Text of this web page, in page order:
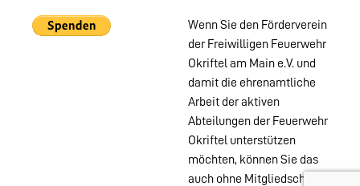
Wenn Sie den Förderverein
der Freiwilligen Feuerwehr
Okriftel am Main e.V. und
damit die ehrenamtliche
Arbeit der aktiven
Abteilungen der Feuerwehr
Okriftel unterstützen
möchten, können Sie das
auch ohne Mitgliedschaft